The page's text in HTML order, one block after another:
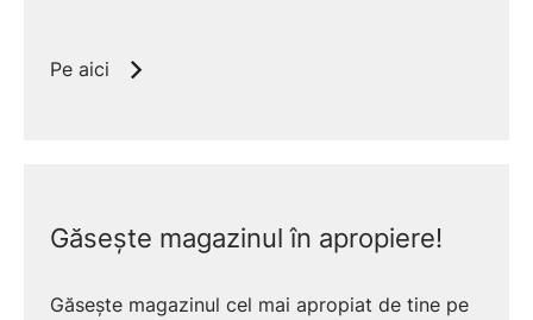
Pe aici
Găsește magazinul în apropiere!
Găsește magazinul cel mai apropiat de tine pe